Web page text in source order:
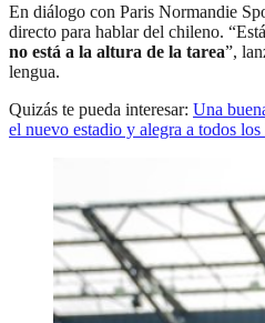
En diálogo con Paris Normandie
directo para hablar del chileno.
no está a la altura de la tarea”,
lengua.
Quizás te pueda interesar: Una
el nuevo estadio y alegra a todos los